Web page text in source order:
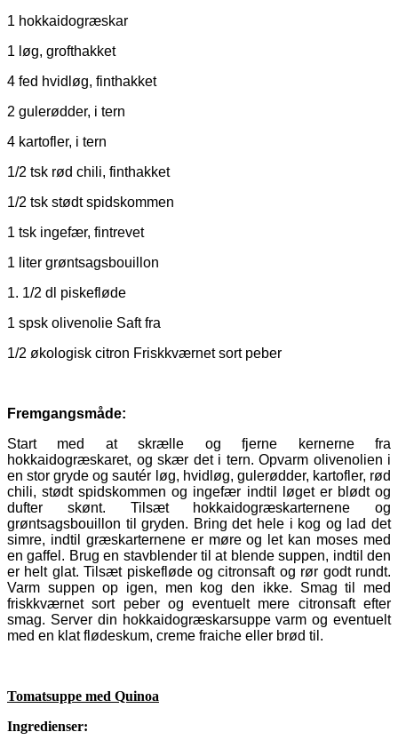
1 hokkaidogræskar
1 løg, grofthakket
4 fed hvidløg, finthakket
2 gulerødder, i tern
4 kartofler, i tern
1/2 tsk rød chili, finthakket
1/2 tsk stødt spidskommen
1 tsk ingefær, fintrevet
1 liter grøntsagsbouillon
1. 1/2 dl piskefløde
1 spsk olivenolie Saft fra
1/2 økologisk citron Friskkværnet sort peber
Fremgangsmåde:
Start med at skrælle og fjerne kernerne fra
hokkaidogræskaret, og skær det i tern. Opvarm olivenolien i
en stor gryde og sautér løg, hvidløg, gulerødder, kartofler, rød
chili, stødt spidskommen og ingefær indtil løget er blødt og
dufter skønt. Tilsæt hokkaidogræskarternene og
grøntsagsbouillon til gryden. Bring det hele i kog og lad det
simre, indtil græskarternene er møre og let kan moses med
en gaffel. Brug en stavblender til at blende suppen, indtil den
er helt glat. Tilsæt piskefløde og citronsaft og rør godt rundt.
Varm suppen op igen, men kog den ikke. Smag til med
friskkværnet sort peber og eventuelt mere citronsaft efter
smag. Server din hokkaidogræskarsuppe varm og eventuelt
med en klat flødeskum, creme fraiche eller brød til.
Tomatsuppe med Quinoa
Ingredienser: